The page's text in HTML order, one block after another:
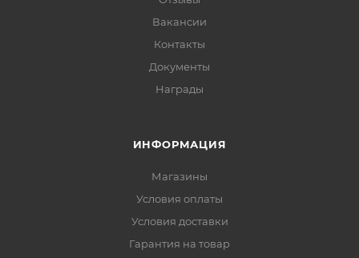
Вакансии
Контакты
Документы
Награды
ИНФОРМАЦИЯ
Магазины
Условия оплаты
Условия доставки
Гарантия на товар